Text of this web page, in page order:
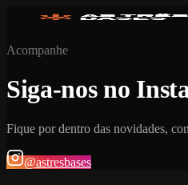
Acompanhe
Siga-nos no
Fique por dentro das novidades,
@astresbases